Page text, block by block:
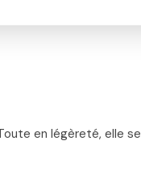
en légèreté, elle se